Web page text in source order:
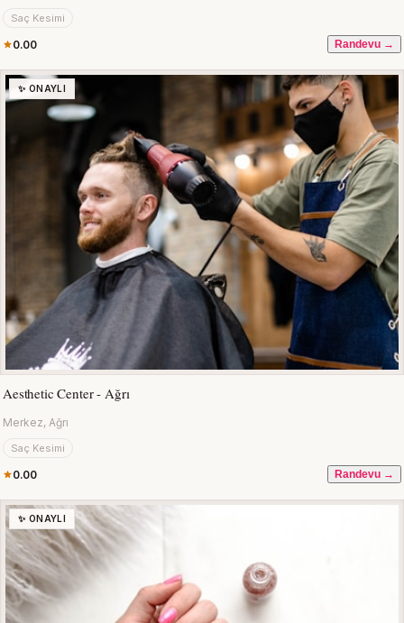
Saç Kesimi
0.00 Randevu →
✨ ONAYLI
Aesthetic Center - Ağrı
Merkez, Ağrı
Saç Kesimi
0.00 Randevu →
✨ ONAYLI